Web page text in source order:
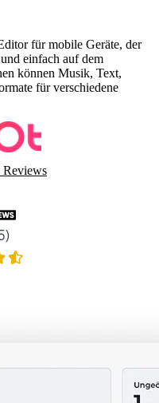
für mobile Geräte, der
einfach auf dem
können Musik, Text,
für verschiedene